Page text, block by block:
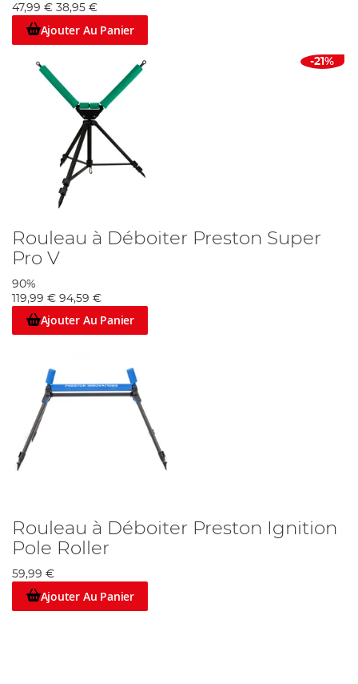
47,99 € 38,95 €
Ajouter Au Panier
-21%
Rouleau à Déboiter Preston Super
Pro V
90%
119,99 € 94,59 €
Ajouter Au Panier
Rouleau à Déboiter Preston Ignition
Pole Roller
59,99 €
Ajouter Au Panier